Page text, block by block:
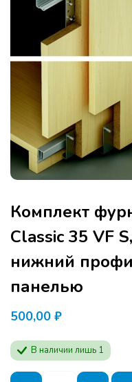
Комплект
Classic 35 VF
нижний
панелью
500,00 ₽
В наличии лишь 1
Количество